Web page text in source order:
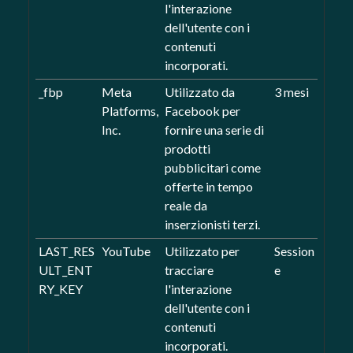
l'interazione
dell'utente con i
contenuti
incorporati.
_fbp
Meta
Platforms,
Inc.
Utilizzato da
Facebook per
fornire una serie di
prodotti
pubblicitari come
offerte in tempo
reale da
inserzionisti terzi.
3 mesi
LAST_RES
ULT_ENT
RY_KEY
YouTube
Utilizzato per
tracciare
l'interazione
dell'utente con i
contenuti
incorporati.
Session
e